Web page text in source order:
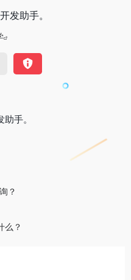
发助手。
手。
？
么？